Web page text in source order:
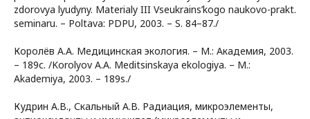
zdorovya lyudyny. Materialy III Vseukrains’kogo naukovo-prakt.
seminaru. – Poltava: PDPU, 2003. – S. 84–87./
Королёв А.А. Медицинская экология. – М.: Академия, 2003.
– 189с. /Korolyov A.A. Meditsinskaya ekologiya. – M.:
Akademiya, 2003. – 189s./
Кудрин А.В., Скальный А.В. Радиация, микроэлементы,